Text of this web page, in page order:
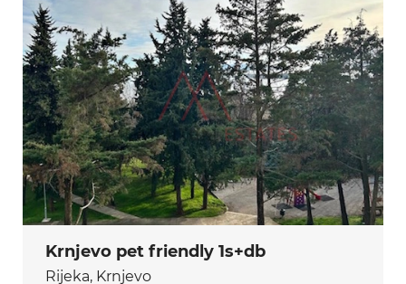
Krnjevo pet friendly 1s+db
Rijeka, Krnjevo